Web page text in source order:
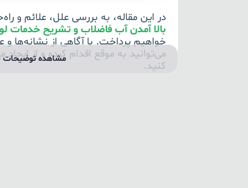
در این مقاله، به بررسی علل، علائم و
بالا آمدن آب فاضلاب و تشریح خدمات
خواهیم پرداخت. با آگاهی از نشانه‌ها
می‌توانید به موقع اقدام کرده و از
کنید.
مشاهده توضیحات